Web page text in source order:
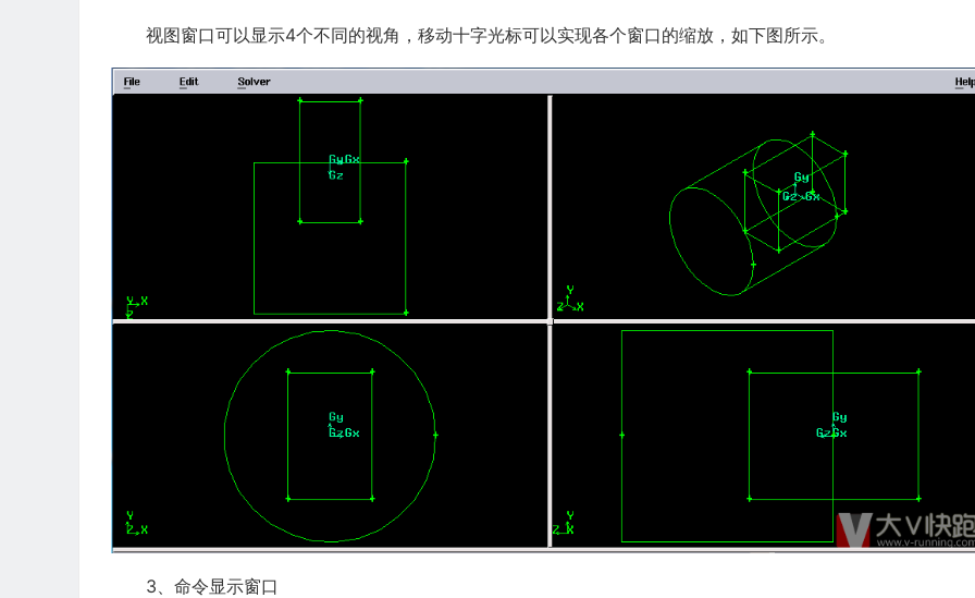
视图窗口可以显示4个不同的视角，移动十字光标可以实现各个窗口的缩放，如下图所示。
3、命令显示窗口